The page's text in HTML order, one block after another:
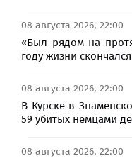
08 августа 2026, 22:00
«Был рядом на
году жизни
08 августа 2026, 22:00
В Курске в
59 убитых немцами
08 августа 2026, 22:00